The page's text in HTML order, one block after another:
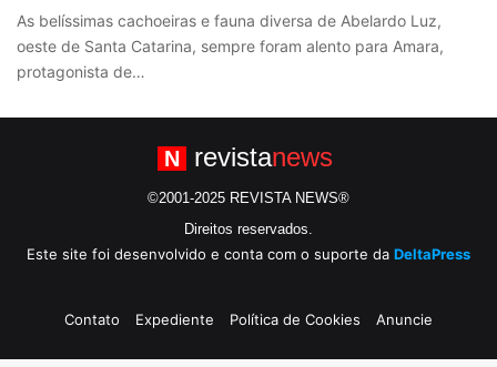
As belíssimas cachoeiras e fauna diversa de Abelardo Luz,
oeste de Santa Catarina, sempre foram alento para Amara,
protagonista de…
N revistanews
©2001-2025 REVISTA NEWS®
Direitos reservados.
Este site foi desenvolvido e conta com o suporte da DeltaPress
Contato Expediente Política de Cookies Anuncie